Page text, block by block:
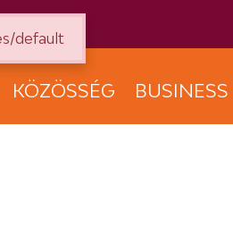
KÖZÖSSÉG BUSINESS
default